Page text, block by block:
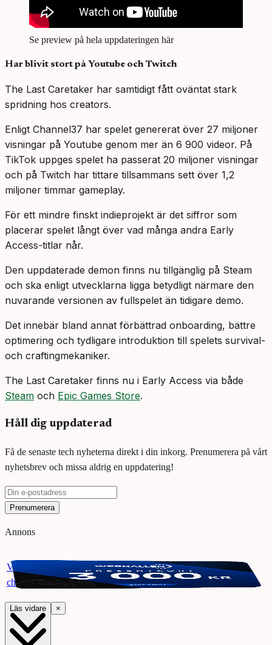
Se preview på hela uppdateringen här
Har blivit stort på Youtube och Twitch
The Last Caretaker har samtidigt fått oväntat stark
spridning hos creators.
Enligt Channel37 har spelet genererat över 27 miljoner
visningar på Youtube genom mer än 6 900 videor. På
TikTok uppges spelet ha passerat 20 miljoner visningar
och på Twitch har tittare tillsammans sett över 1,2
miljoner timmar gameplay.
För ett mindre finskt indieprojekt är det siffror som
placerar spelet långt över vad många andra Early
Access-titlar når.
Den uppdaterade demon finns nu tillgänglig på Steam
och ska enligt utvecklarna ligga betydligt närmare den
nuvarande versionen av fullspelet än tidigare demo.
Det innebär bland annat förbättrad onboarding, bättre
optimering och tydligare introduktion till spelets survival-
och craftingmekaniker.
The Last Caretaker finns nu i Early Access via både
Steam och Epic Games Store.
Håll dig uppdaterad
Få de senaste tech nyheterna direkt i din inkorg. Prenumerera på vårt
nyhetsbrev och missa aldrig en uppdatering!
Prenumerera
Annons
Vinn ett presentkort på Webhallen. Delta i vår giveaway för
chansen att vinna 3000 kr.
Läs vidare ×